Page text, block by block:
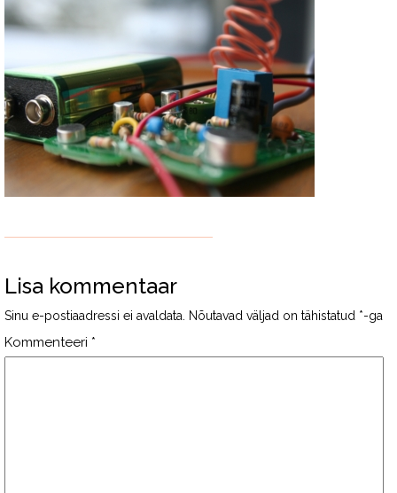
Lisa kommentaar
Sinu e-postiaadressi ei avaldata. Nõutavad väljad on tähistatud *-ga
Kommenteeri *